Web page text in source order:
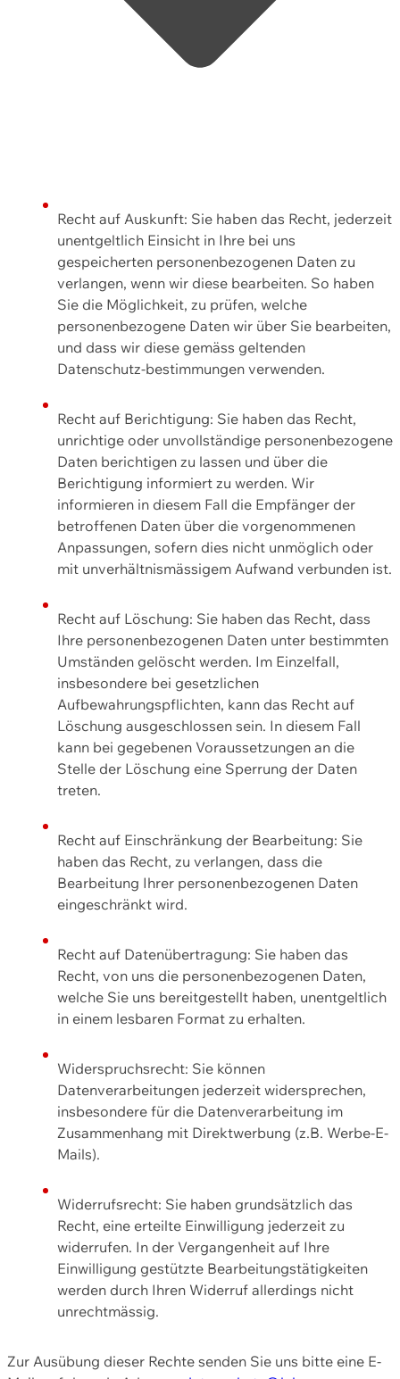
Recht auf Auskunft: Sie haben das Recht, jederzeit
unentgeltlich Einsicht in Ihre bei uns
gespeicherten personenbezogenen Daten zu
verlangen, wenn wir diese bearbeiten. So haben
Sie die Möglichkeit, zu prüfen, welche
personenbezogene Daten wir über Sie bearbeiten,
und dass wir diese gemäss geltenden
Datenschutz-bestimmungen verwenden.
Recht auf Berichtigung: Sie haben das Recht,
unrichtige oder unvollständige personenbezogene
Daten berichtigen zu lassen und über die
Berichtigung informiert zu werden. Wir
informieren in diesem Fall die Empfänger der
betroffenen Daten über die vorgenommenen
Anpassungen, sofern dies nicht unmöglich oder
mit unverhältnismässigem Aufwand verbunden ist.
Recht auf Löschung: Sie haben das Recht, dass
Ihre personenbezogenen Daten unter bestimmten
Umständen gelöscht werden. Im Einzelfall,
insbesondere bei gesetzlichen
Aufbewahrungspflichten, kann das Recht auf
Löschung ausgeschlossen sein. In diesem Fall
kann bei gegebenen Voraussetzungen an die
Stelle der Löschung eine Sperrung der Daten
treten.
Recht auf Einschränkung der Bearbeitung: Sie
haben das Recht, zu verlangen, dass die
Bearbeitung Ihrer personenbezogenen Daten
eingeschränkt wird.
Recht auf Datenübertragung: Sie haben das
Recht, von uns die personenbezogenen Daten,
welche Sie uns bereitgestellt haben, unentgeltlich
in einem lesbaren Format zu erhalten.
Widerspruchsrecht: Sie können
Datenverarbeitungen jederzeit widersprechen,
insbesondere für die Datenverarbeitung im
Zusammenhang mit Direktwerbung (z.B. Werbe-E-
Mails).
Widerrufsrecht: Sie haben grundsätzlich das
Recht, eine erteilte Einwilligung jederzeit zu
widerrufen. In der Vergangenheit auf Ihre
Einwilligung gestützte Bearbeitungstätigkeiten
werden durch Ihren Widerruf allerdings nicht
unrechtmässig.
Zur Ausübung dieser Rechte senden Sie uns bitte eine E-